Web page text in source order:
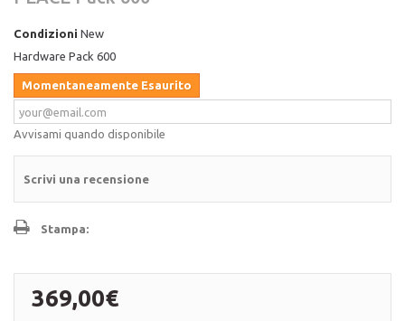
Condizioni New
Hardware Pack 600
Momentaneamente Esaurito
Avvisami quando disponibile
Scrivi una recensione
Stampa:
369,00€